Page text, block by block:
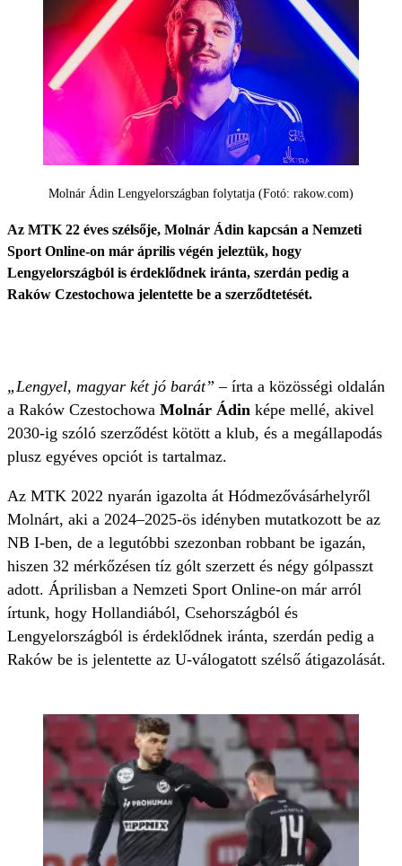
Molnár Ádin Lengyelországban folytatja (Fotó: rakow.com)
Az MTK 22 éves szélsője, Molnár Ádin kapcsán a Nemzeti
Sport Online-on már április végén jeleztük, hogy
Lengyelországból is érdeklődnek iránta, szerdán pedig a
Raków Czestochowa jelentette be a szerződtetését.
„Lengyel, magyar két jó barát”– írta a közösségi oldalán
a Raków Czestochowa Molnár Ádin képe mellé, akivel
2030-ig szóló szerződést kötött a klub, és a megállapodás
plusz egyéves opciót is tartalmaz.
Az MTK 2022 nyarán igazolta át Hódmezővásárhelyről
Molnárt, aki a 2024–2025-ös idényben mutatkozott be az
NB I-ben, de a legutóbbi szezonban robbant be igazán,
hiszen 32 mérkőzésen tíz gólt szerzett és négy gólpasszt
adott. Áprilisban a Nemzeti Sport Online-on már arról
írtunk, hogy Hollandiából, Csehországból és
Lengyelországból is érdeklődnek iránta, szerdán pedig a
Raków be is jelentette az U-válogatott szélső átigazolását.